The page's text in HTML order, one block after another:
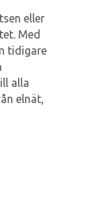
eller
Med
tidigare
alla
elnät,